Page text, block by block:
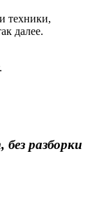
техники,
далее.
разборки